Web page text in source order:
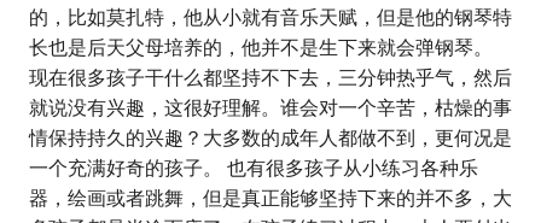
的，比如莫扎特，他从小就有音乐天赋，但是他的钢琴特
长也是后天父母培养的，他并不是生下来就会弹钢琴。
现在很多孩子干什么都坚持不下去，三分钟热乎气，然后
就说没有兴趣，这很好理解。谁会对一个辛苦，枯燥的事
情保持持久的兴趣？大多数的成年人都做不到，更何况是
一个充满好奇的孩子。 也有很多孩子从小练习各种乐
器，绘画或者跳舞，但是真正能够坚持下来的并不多，大